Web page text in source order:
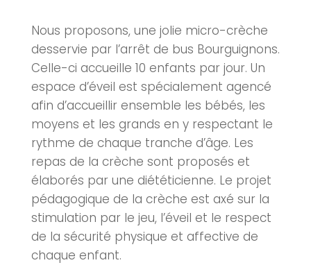
Nous proposons, une jolie micro-crèche
desservie par l’arrêt de bus Bourguignons.
Celle-ci accueille 10 enfants par jour. Un
espace d’éveil est spécialement agencé
afin d’accueillir ensemble les bébés, les
moyens et les grands en y respectant le
rythme de chaque tranche d’âge. Les
repas de la crèche sont proposés et
élaborés par une diététicienne. Le projet
pédagogique de la crèche est axé sur la
stimulation par le jeu, l’éveil et le respect
de la sécurité physique et affective de
chaque enfant.